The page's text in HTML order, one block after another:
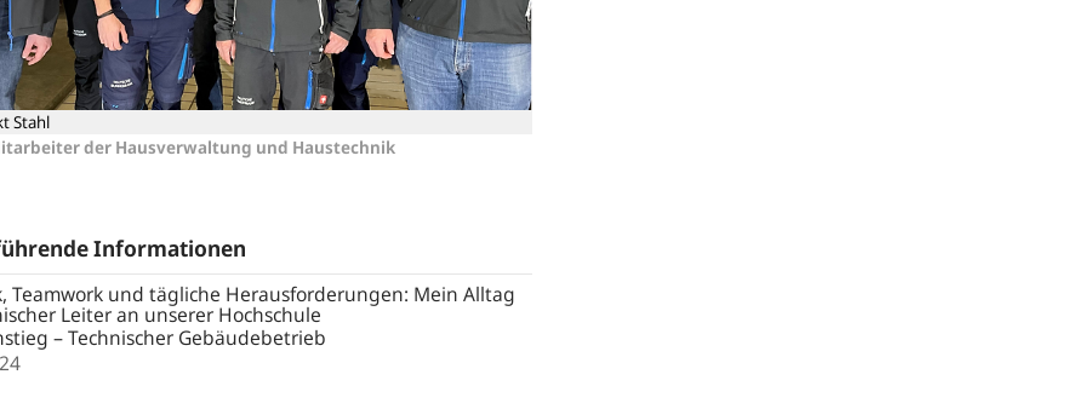
Stahl
der Hausverwaltung und Haustechnik
Informationen
Teamwork und tägliche Herausforderungen: Mein Alltag
Leiter an unserer Hochschule
– Technischer Gebäudebetrieb